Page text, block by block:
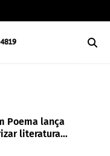
Poema lança
literatura